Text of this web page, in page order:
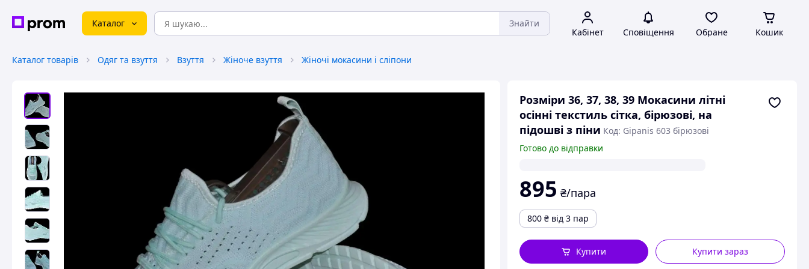
Каталог Знайти
Кабінет Сповіщення Обране Кошик
Каталог товарів Одяг та взуття Взуття Жіноче взуття Жіночі мокасини і сліпони
Розміри 36, 37, 38, 39 Мокасини літні
осінні текстиль сітка, бірюзові, на
підошві з піни Код: Gipanis 603 бірюзові
Готово до відправки
895 ₴/пара
800 ₴ від 3 пар
Купити зараз
Купити